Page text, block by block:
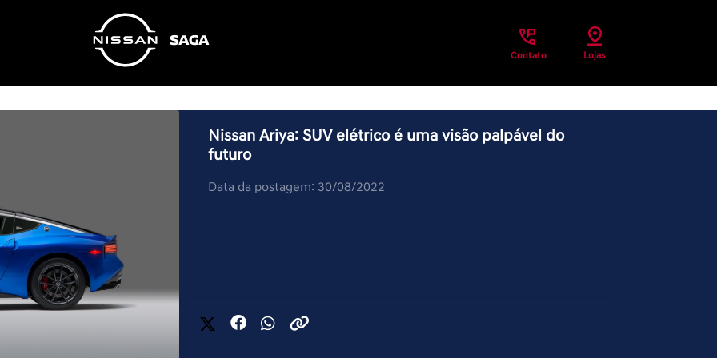
Contato Lojas
Nissan Ariya: SUV elétrico é uma visão palpável do
futuro
Data da postagem: 30/08/2022